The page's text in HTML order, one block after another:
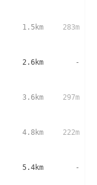
1.5km 283m
2.6km -
3.6km 297m
4.8km 222m
5.4km -